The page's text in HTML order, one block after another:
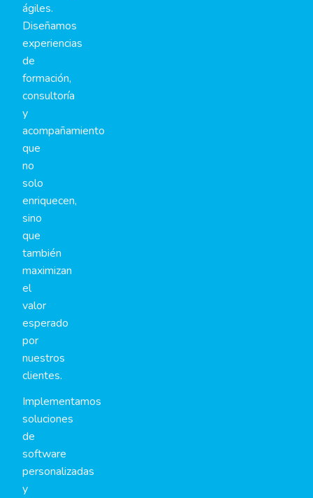
ágiles.
Diseñamos
experiencias
de
formación,
consultoría
y
acompañamiento
que
no
solo
enriquecen,
sino
que
también
maximizan
el
valor
esperado
por
nuestros
clientes.
Implementamos
soluciones
de
software
personalizadas
y